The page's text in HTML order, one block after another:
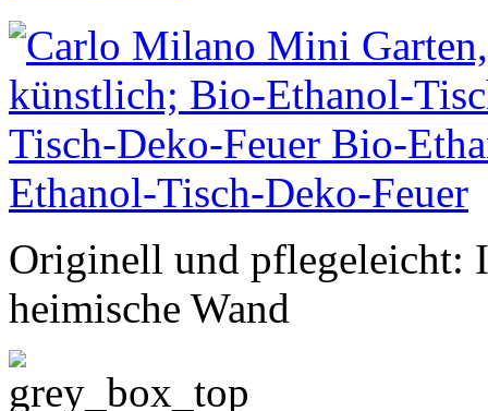
Originell und pflegeleicht:
heimische Wand